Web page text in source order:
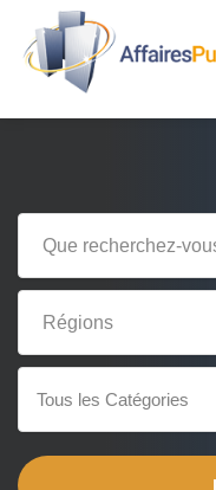
Tous les Catégories